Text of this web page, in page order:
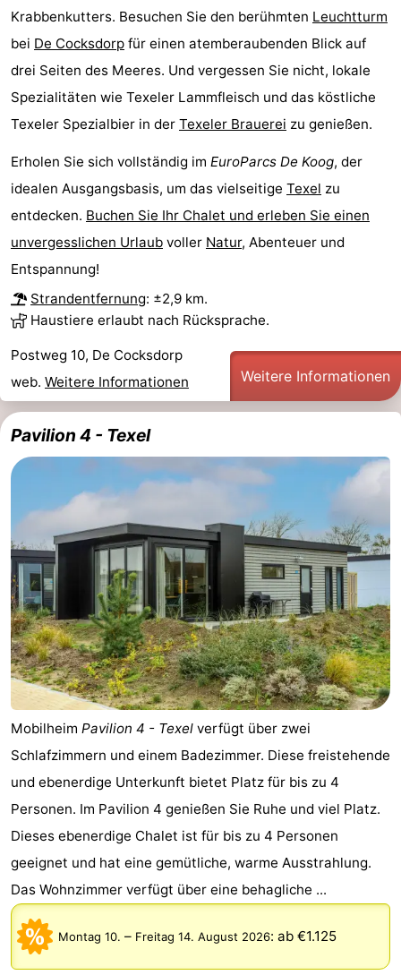
Führungen
Sport
Schwimmbader
-
Wandern
-
Reiten
-
Surfen
-
Wattwandern
-
Sportangeln
Seehunden
Essen
und
trinken
Veranstaltungen
Praktisch
Forum
Route
-
Fähre
-
Parken
Inselhüpfen
Reisebuchshop
Medizin
Adressen
Region
Watteninseln
Krabbenkutters. Besuchen Sie den berühmten Leuchtturm
bei De Cocksdorp für einen atemberaubenden Blick auf
drei Seiten des Meeres. Und vergessen Sie nicht, lokale
Spezialitäten wie Texeler Lammfleisch und das köstliche
Texeler Spezialbier in der Texeler Brauerei zu genießen.
Erholen Sie sich vollständig im EuroParcs De Koog, der
idealen Ausgangsbasis, um das vielseitige Texel zu
entdecken. Buchen Sie Ihr Chalet und erleben Sie einen
unvergesslichen Urlaub voller Natur, Abenteuer und
Entspannung!
Strandentfernung: ±2,9 km.
Haustiere erlaubt nach Rücksprache.
Postweg 10, De Cocksdorp
web. Weitere Informationen Weitere Informationen
Pavilion 4 - Texel
Mobilheim Pavilion 4 - Texel verfügt über zwei
Schlafzimmern und einem Badezimmer. Diese freistehende
und ebenerdige Unterkunft bietet Platz für bis zu 4
Personen. Im Pavilion 4 genießen Sie Ruhe und viel Platz.
Dieses ebenerdige Chalet ist für bis zu 4 Personen
geeignet und hat eine gemütliche, warme Ausstrahlung.
Das Wohnzimmer verfügt über eine behagliche ...
Montag 10. – Freitag 14. August 2026: ab €1.125